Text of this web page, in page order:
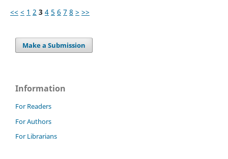
<< < 1 2 3 4 5 6 7 8 > >>
Make a Submission
Information
For Readers
For Authors
For Librarians